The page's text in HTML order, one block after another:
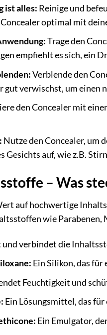
ist alles: Reinige und
Concealer optimal mit
Trage den
empfiehlt es sich, ein
Verblende den
gut verwischst, um einen
den Concealer mit
Nutze den Concealer, um
Gesichts auf, wie z.B.
– Was
auf hochwertige
wie
und verbindet die
Ein Silikon, das
Feuchtigkeit und
Ein Lösungsmittel, das
Ein Emulgator,